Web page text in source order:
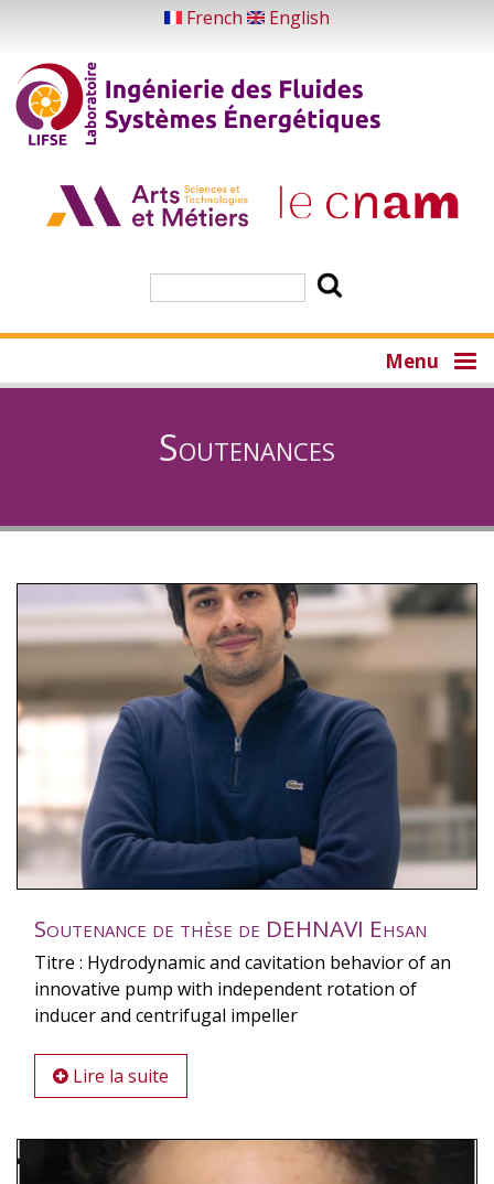
contenu
principal
French English
Menu
Soutenances
Soutenance de thèse de DEHNAVI Ehsan
Titre : Hydrodynamic and cavitation behavior of an
innovative pump with independent rotation of
inducer and centrifugal impeller
Lire la suite